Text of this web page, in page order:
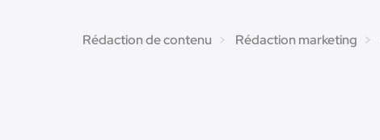
Rédaction de contenu Rédaction marketing